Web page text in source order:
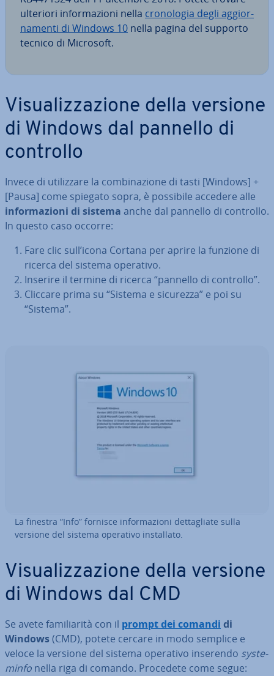
ulteriori in­for­ma­zio­ni nella cro­no­lo­gia degli ag­gior­
na­men­ti di Windows 10 nella pagina del supporto
tecnico di Microsoft.
Vi­sua­liz­za­zio­ne della versione
di Windows dal pannello di
controllo
Invece di uti­liz­za­re la com­bi­na­zio­ne di tasti [Windows] +
[Pausa] come spiegato sopra, è possibile accedere alle
in­for­ma­zio­ni di sistema anche dal pannello di controllo.
In questo caso occorre:
Fare clic sull’icona Cortana per aprire la funzione di
ricerca del sistema operativo.
Inserire il termine di ricerca “pannello di controllo”.
Cliccare prima su “Sistema e sicurezza” e poi su
“Sistema”.
La finestra “Info” fornisce in­for­ma­zio­ni det­ta­glia­te sulla
versione del sistema operativo in­stal­la­to.
Vi­sua­liz­za­zio­ne della versione
di Windows dal CMD
Se avete fa­mi­lia­ri­tà con il prompt dei comandi di
Windows(CMD), potete cercare in modo semplice e
veloce la versione del sistema operativo inserendo sy­ste­
min­fo nella riga di comando. Procedete come segue: